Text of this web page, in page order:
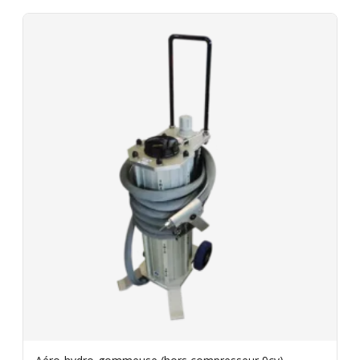
les filtres avant de rapporter le matériel. Assurance
bris de machine en option.